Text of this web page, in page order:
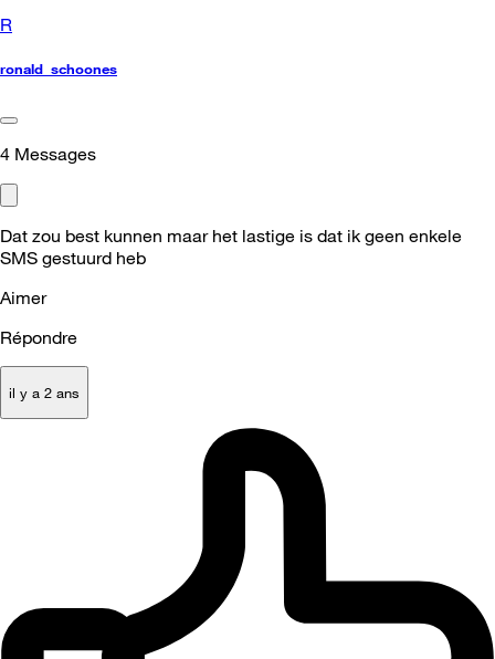
R
ronald_schoones
4 Messages
Dat zou best kunnen maar het lastige is dat ik geen enkele
SMS gestuurd heb
Aimer
Répondre
il y a 2 ans